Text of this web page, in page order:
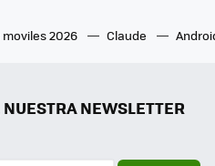
2026 Claude
NEWSLETTER